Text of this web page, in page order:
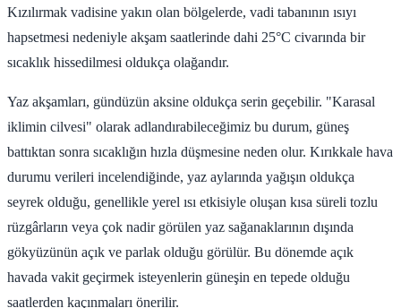
Kızılırmak vadisine yakın olan bölgelerde, vadi tabanının ısıyı
hapsetmesi nedeniyle akşam saatlerinde dahi 25°C civarında bir
sıcaklık hissedilmesi oldukça olağandır.
Yaz akşamları, gündüzün aksine oldukça serin geçebilir. "Karasal
iklimin cilvesi" olarak adlandırabileceğimiz bu durum, güneş
battıktan sonra sıcaklığın hızla düşmesine neden olur. Kırıkkale hava
durumu verileri incelendiğinde, yaz aylarında yağışın oldukça
seyrek olduğu, genellikle yerel ısı etkisiyle oluşan kısa süreli tozlu
rüzgârların veya çok nadir görülen yaz sağanaklarının dışında
gökyüzünün açık ve parlak olduğu görülür. Bu dönemde açık
havada vakit geçirmek isteyenlerin güneşin en tepede olduğu
saatlerden kaçınmaları önerilir.